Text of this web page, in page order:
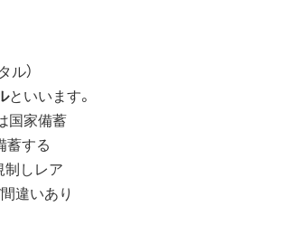
）
といいます。
国家備蓄
蓄する
制しレア
違いあり